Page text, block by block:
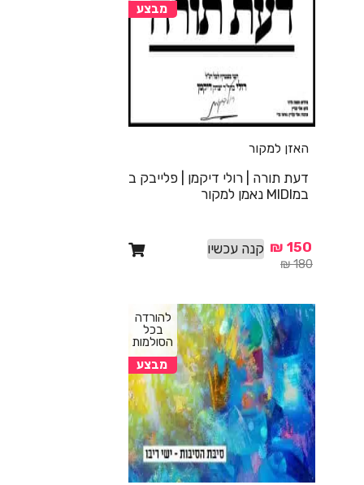
מבצע
האזן למקור
דעת תורה | רולי דיקמן | פלייבק ב
במMIDI נאמן למקור
₪180
₪ 150 קנה עכשיו
להורדה
בכל
הסולמות
מבצע